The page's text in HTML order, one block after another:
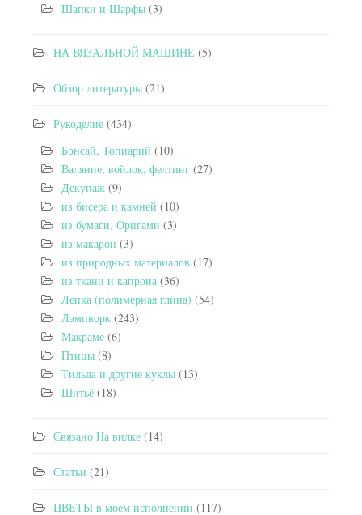
Шапки и Шарфы (3)
НА ВЯЗАЛЬНОЙ МАШИНЕ (5)
Обзор литературы (21)
Рукоделие (434)
Бонсай, Топиарий (10)
Валяние, войлок, фелтинг (27)
Декупаж (9)
из бисера и камней (10)
из бумаги, Оригами (3)
из макарон (3)
из природных материалов (17)
из ткани и капрона (36)
Лепка (полимерная глина) (54)
Лэмпворк (243)
Макраме (6)
Птицы (8)
Тильда и другие куклы (13)
Шитьё (18)
Связано На вилке (14)
Статьи (21)
ЦВЕТЫ в моем исполнении (117)